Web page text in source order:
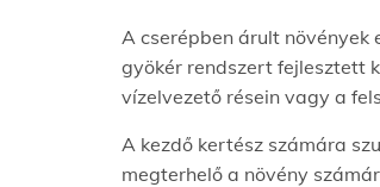
A cserépben árult
gyökér rendszert fejlesztett
vízelvezető résein vagy a
A kezdő kertész számára
megterhelő a növény